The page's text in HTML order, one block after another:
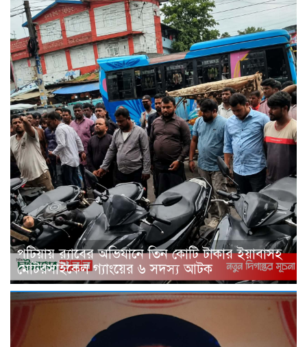
পটিয়ায় র‍্যাবের অভিযানে তিন কোটি টাকার ইয়াবাসহ
মোটরসাইকেল গ্যাংয়ের ৬ সদস্য আটক